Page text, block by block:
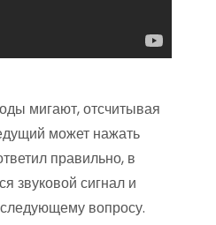
мигают, отсчитывая
может нажать
правильно, в
звуковой сигнал и
вопросу.